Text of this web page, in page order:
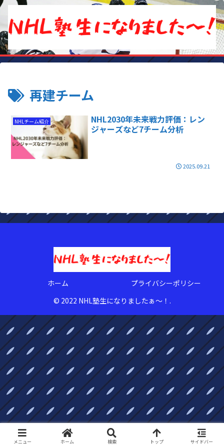
再建チーム
NHLチーム紹介
NHL2030年未来戦力評価：レン
ジャーズなど7チーム分析
2025.09.21
ホーム
プライバシーポリシー
© 2022 NHL塾生になりましたぁ〜！.
メニュー ホーム 検索 トップ サイドバー